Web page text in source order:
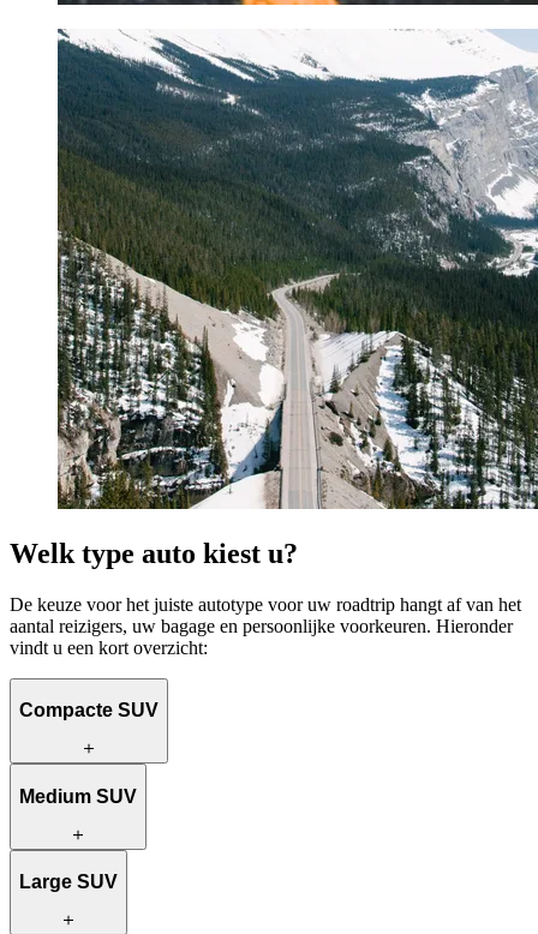
Welk type auto kiest u?
De keuze voor het juiste autotype voor uw roadtrip hangt af van het
aantal reizigers, uw bagage en persoonlijke voorkeuren. Hieronder
vindt u een kort overzicht:
Compacte SUV
De perfecte keuze voor soloreizigers of koppels. Deze compacte
kleinere afmetingen rijdt u eenvoudig door smalle straatjes en vindt
u makkelijker een parkeerplek.
Medium SUV
Deze SUV biedt meer ruimte en een goede balans tussen comfort en
vriendengroepen die net wat extra comfort willen.
Large SUV